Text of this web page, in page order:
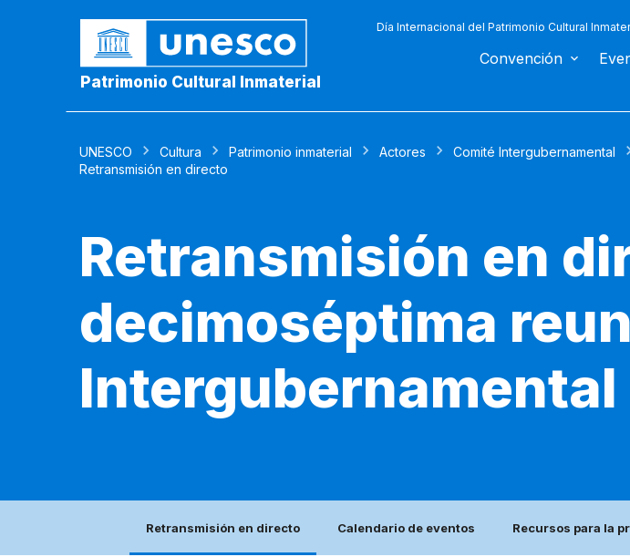
Patrimonio Cultural Inmaterial
Día Internacional del Patrimonio Cultural
Convención
UNESCO Cultura Patrimonio inmaterial Actores Comité Intergubernamental
Retransmisión en directo
Retransmisión en
decimoséptima
Intergubernamental
Retransmisión en directo Calendario de eventos Recursos para la